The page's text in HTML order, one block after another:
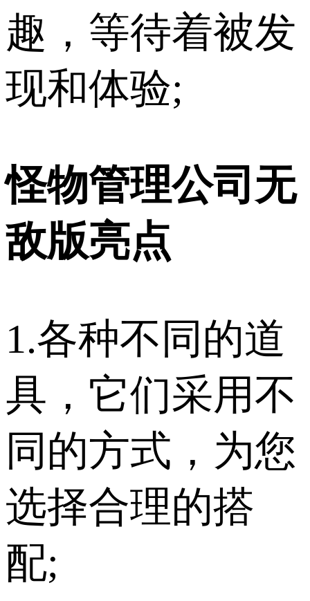
趣，等待着被发
现和体验;
怪物管理公司无
敌版亮点
1.各种不同的道
具，它们采用不
同的方式，为您
选择合理的搭
配;